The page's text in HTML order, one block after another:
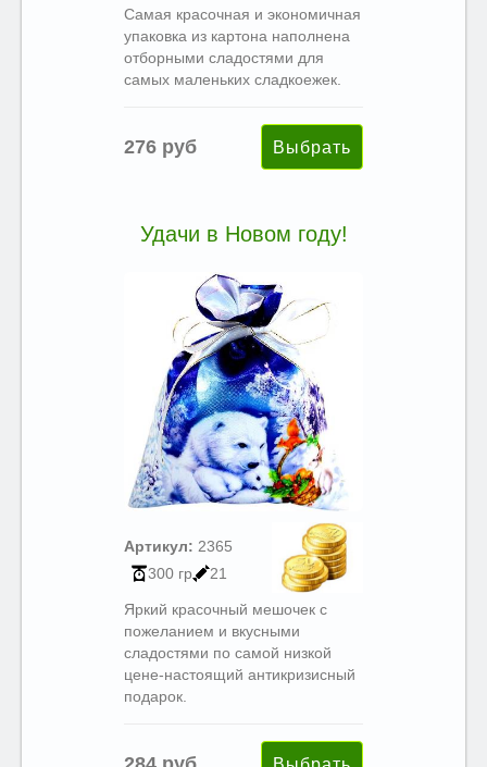
Самая красочная и экономичная
упаковка из картона наполнена
отборными сладостями для
самых маленьких сладкоежек.
276 руб
Удачи в Новом году!
Артикул: 2365
300 гр
21
Яркий красочный мешочек с
пожеланием и вкусными
сладостями по самой низкой
цене-настоящий антикризисный
подарок.